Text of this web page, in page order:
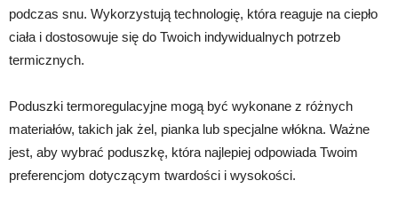
podczas snu. Wykorzystują technologię, która reaguje na ciepło
ciała i dostosowuje się do Twoich indywidualnych potrzeb
termicznych.
Poduszki termoregulacyjne mogą być wykonane z różnych
materiałów, takich jak żel, pianka lub specjalne włókna. Ważne
jest, aby wybrać poduszkę, która najlepiej odpowiada Twoim
preferencjom dotyczącym twardości i wysokości.